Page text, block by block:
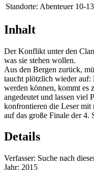
Standorte: Abenteuer 10-
Inhalt
Der Konflikt unter den
was sie stehen wollen.
Aus den Bergen zurück,
taucht plötzlich wieder auf:
werden können, kommt es
angedeutet und lassen viel
konfrontieren die Leser mit
auf das große Finale der 4.
Details
Verfasser: Suche nach
Jahr: 2015